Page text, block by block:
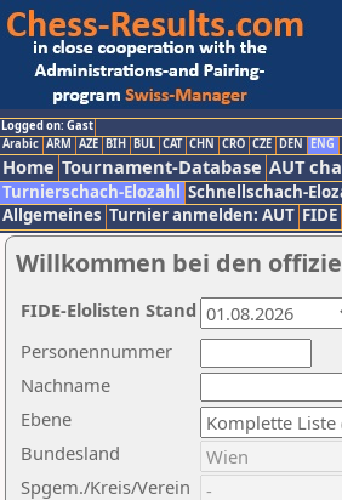
Logged on: Gast
Arabic ARM AZE BIH BUL CAT CHN CRO CZE DEN ENG
Home Tournament-Database AUT
Turnierschach-Elozahl Schnellschach-
Allgemeines Turnier anmelden: AUT FIDE
Willkommen bei den
Nachname
Ebene
Personennummer
Bundesland
Spgem./Kreis/Verein
FIDE-Elolisten Stand